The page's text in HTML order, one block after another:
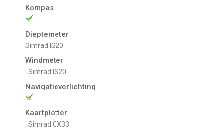
Kompas
Dieptemeter
Simrad IS20
Windmeter
. Simrad IS20
Navigatieverlichting
Kaartplotter
. Simrad CX33